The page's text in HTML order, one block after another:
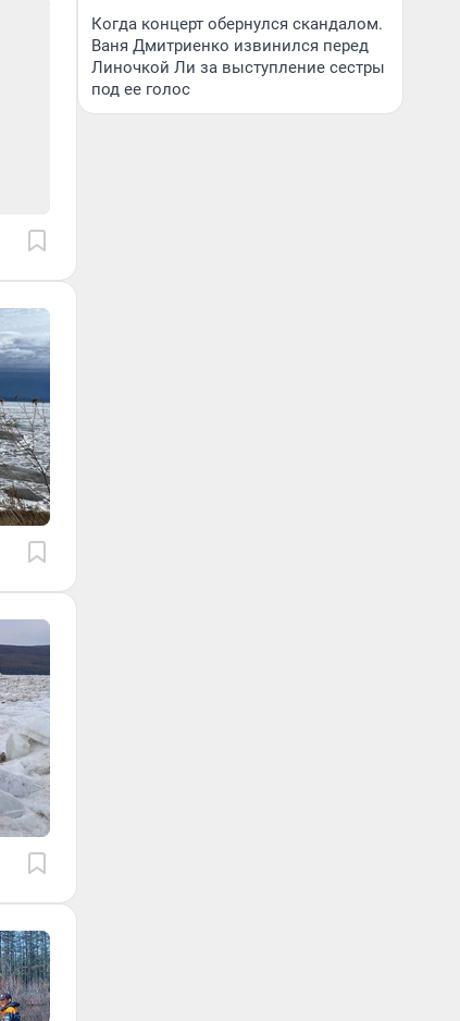
Когда концерт обернулся скандалом.
Ваня Дмитриенко извинился перед
Линочкой Ли за выступление сестры
под ее голос